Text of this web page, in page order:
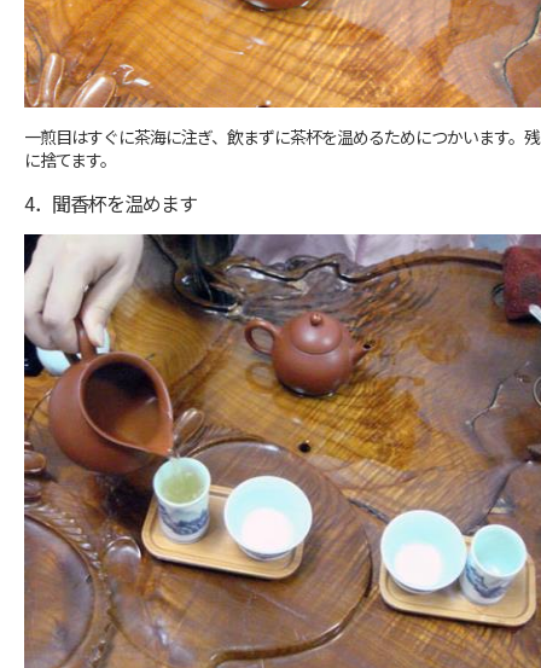
一煎目はすぐに茶海に注ぎ、飲まずに茶杯を温めるためにつかいます。
に捨てます。
4．聞香杯を温めます